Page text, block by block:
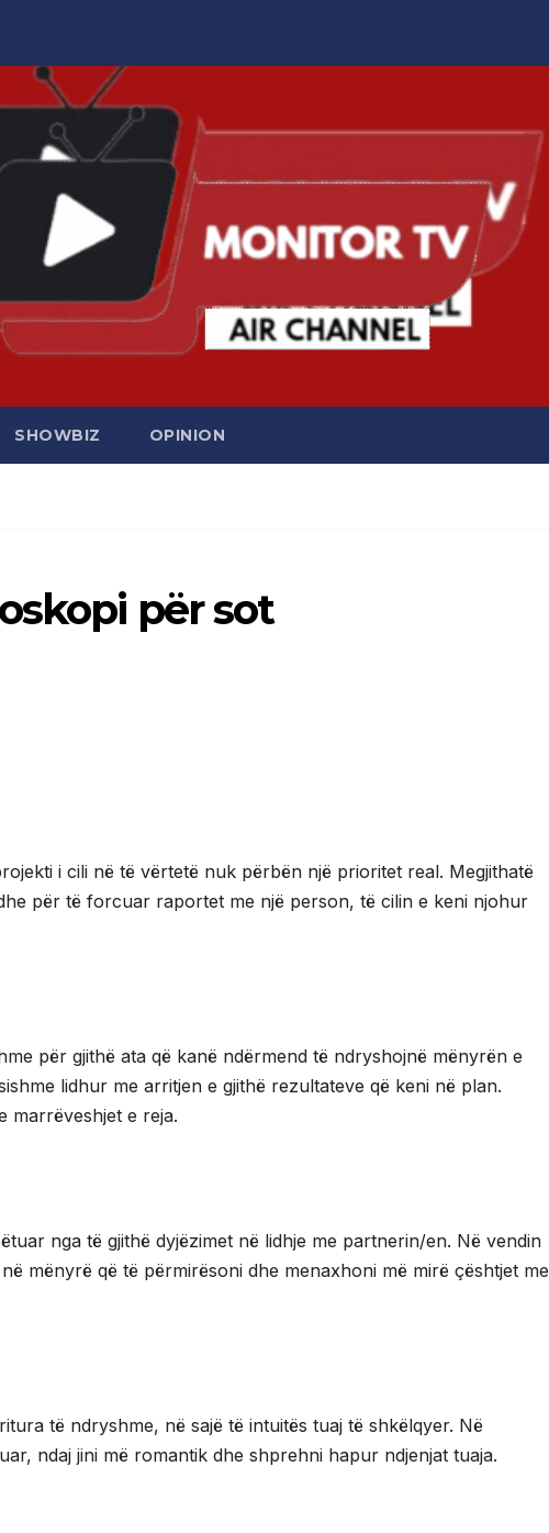
SHOWBIZ OPINION
për sot
i cili në të vërtetë nuk përbën një prioritet real. Megjithatë
për të forcuar raportet me një person, të cilin e keni njohur
për gjithë ata që kanë ndërmend të ndryshojnë mënyrën e
lidhur me arritjen e gjithë rezultateve që keni në plan.
marrëveshjet e reja.
nga të gjithë dyjëzimet në lidhje me partnerin/en. Në vendin
mënyrë që të përmirësoni dhe menaxhoni më mirë çështjet me
të ndryshme, në sajë të intuitës tuaj të shkëlqyer. Në
ndaj jini më romantik dhe shprehni hapur ndjenjat tuaja.